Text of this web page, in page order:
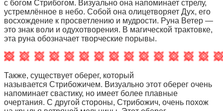
с богом Стрибогом. Визуально она напоминает стрелу,
устремлённое в небо. Собой она олицетворяет Дух, его
восхождение к просветлению и мудрости. Руна Ветер —
это знак воли и одухотворения. В магической трактовке,
эта руна обозначает творческие порывы.
Также, существует оберег, который
называется Стрибожичем. Визуально этот оберег очень
напоминает свастику, но имеет более плавные
очертания. С другой стороны, Стрибожич, очень похож